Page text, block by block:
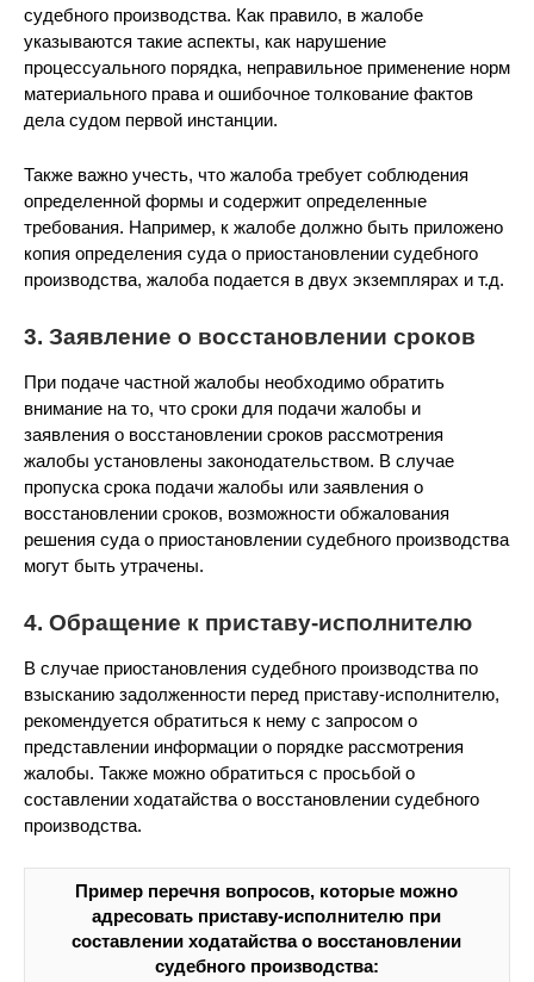
судебного производства. Как правило, в жалобе
указываются такие аспекты, как нарушение
процессуального порядка, неправильное применение норм
материального права и ошибочное толкование фактов
дела судом первой инстанции.
Также важно учесть, что жалоба требует соблюдения
определенной формы и содержит определенные
требования. Например, к жалобе должно быть приложено
копия определения суда о приостановлении судебного
производства, жалоба подается в двух экземплярах и т.д.
3. Заявление о восстановлении сроков
При подаче частной жалобы необходимо обратить
внимание на то, что сроки для подачи жалобы и
заявления о восстановлении сроков рассмотрения
жалобы установлены законодательством. В случае
пропуска срока подачи жалобы или заявления о
восстановлении сроков, возможности обжалования
решения суда о приостановлении судебного производства
могут быть утрачены.
4. Обращение к приставу-исполнителю
В случае приостановления судебного производства по
взысканию задолженности перед приставу-исполнителю,
рекомендуется обратиться к нему с запросом о
представлении информации о порядке рассмотрения
жалобы. Также можно обратиться с просьбой о
составлении ходатайства о восстановлении судебного
производства.
Пример перечня вопросов, которые можно
адресовать приставу-исполнителю при
составлении ходатайства о восстановлении
судебного производства: